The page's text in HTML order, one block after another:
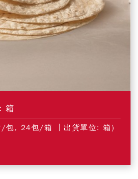
箱
包, 24包/箱 │出貨單位: 箱)